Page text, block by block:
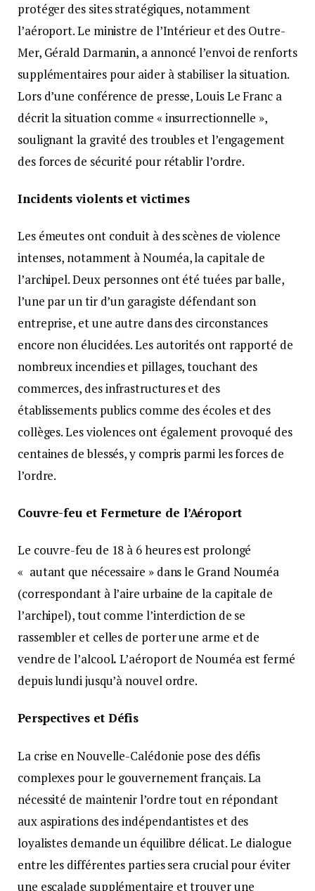
protéger des sites stratégiques, notamment
l’aéroport. Le ministre de l’Intérieur et des Outre-
Mer, Gérald Darmanin, a annoncé l’envoi de renforts
supplémentaires pour aider à stabiliser la situation.
Lors d’une conférence de presse, Louis Le Franc a
décrit la situation comme « insurrectionnelle »,
soulignant la gravité des troubles et l’engagement
des forces de sécurité pour rétablir l’ordre.
Incidents violents et victimes
Les émeutes ont conduit à des scènes de violence
intenses, notamment à Nouméa, la capitale de
l’archipel. Deux personnes ont été tuées par balle,
l’une par un tir d’un garagiste défendant son
entreprise, et une autre dans des circonstances
encore non élucidées. Les autorités ont rapporté de
nombreux incendies et pillages, touchant des
commerces, des infrastructures et des
établissements publics comme des écoles et des
collèges. Les violences ont également provoqué des
centaines de blessés, y compris parmi les forces de
l’ordre.
Couvre-feu et Fermeture de l’Aéroport
Le couvre-feu de 18 à 6 heures est prolongé
« autant que nécessaire » dans le Grand Nouméa
(correspondant à l’aire urbaine de la capitale de
l’archipel), tout comme l’interdiction de se
rassembler et celles de porter une arme et de
vendre de l’alcool.L’aéroport de Nouméa est fermé
depuis lundi jusqu’à nouvel ordre.
Perspectives et Défis
La crise en Nouvelle-Calédonie pose des défis
complexes pour le gouvernement français. La
nécessité de maintenir l’ordre tout en répondant
aux aspirations des indépendantistes et des
loyalistes demande un équilibre délicat. Le dialogue
entre les différentes parties sera crucial pour éviter
une escalade supplémentaire et trouver une